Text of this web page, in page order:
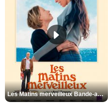
Les Matins merveilleux Bande-annonce VF